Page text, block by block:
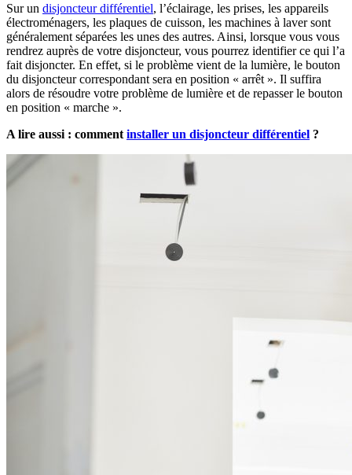
Sur un disjoncteur différentiel, l’éclairage, les prises, les appareils
électroménagers, les plaques de cuisson, les machines à laver sont
généralement séparées les unes des autres. Ainsi, lorsque vous vous
rendrez auprès de votre disjoncteur, vous pourrez identifier ce qui l’a
fait disjoncter. En effet, si le problème vient de la lumière, le bouton
du disjoncteur correspondant sera en position « arrêt ». Il suffira
alors de résoudre votre problème de lumière et de repasser le bouton
en position « marche ».
A lire aussi : comment installer un disjoncteur différentiel ?